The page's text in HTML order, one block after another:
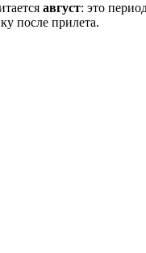
август: это
после прилета.